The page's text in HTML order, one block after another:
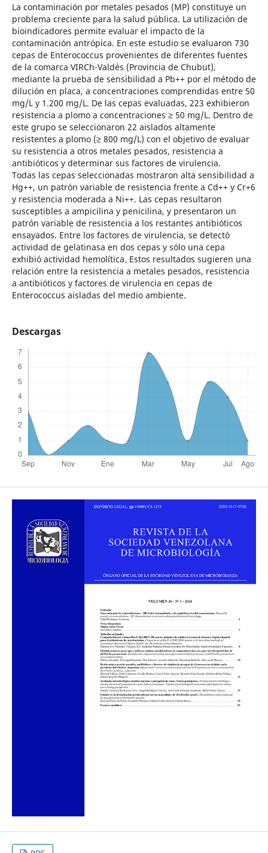
La contaminación por metales pesados (MP) constituye un
problema creciente para la salud pública. La utilización de
bioindicadores permite evaluar el impacto de la
contaminación antrópica. En este estudio se evaluaron 730
cepas de Enterococcus provenientes de diferentes fuentes
de la comarca VIRCh-Valdés (Provincia de Chubut),
mediante la prueba de sensibilidad a Pb++ por el método de
dilución en placa, a concentraciones comprendidas entre 50
mg/L y 1.200 mg/L. De las cepas evaluadas, 223 exhibieron
resistencia a plomo a concentraciones ≥ 50 mg/L. Dentro de
este grupo se seleccionaron 22 aislados altamente
resistentes a plomo (≥ 800 mg/L) con el objetivo de evaluar
su resistencia a otros metales pesados, resistencia a
antibióticos y determinar sus factores de virulencia.
Todas las cepas seleccionadas mostraron alta sensibilidad a
Hg++, un patrón variable de resistencia frente a Cd++ y Cr+6
y resistencia moderada a Ni++. Las cepas resultaron
susceptibles a ampicilina y penicilina, y presentaron un
patrón variable de resistencia a los restantes antibióticos
ensayados. Entre los factores de virulencia, se detectó
actividad de gelatinasa en dos cepas y sólo una cepa
exhibió actividad hemolítica. Estos resultados sugieren una
relación entre la resistencia a metales pesados, resistencia
a antibióticos y factores de virulencia en cepas de
Enterococcus aisladas del medio ambiente.
Descargas